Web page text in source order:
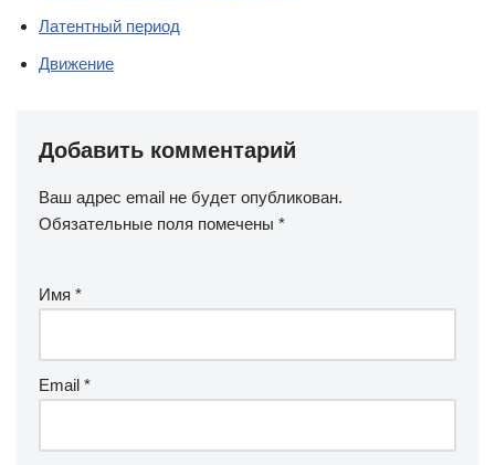
Латентный период
Движение
Добавить комментарий
Ваш адрес email не будет опубликован.
Обязательные поля помечены *
Имя *
Email *